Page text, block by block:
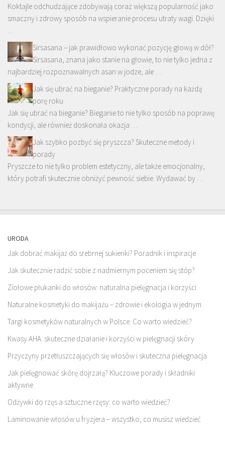
Koktajle odchudzające zdobywają coraz większą popularność jako
smaczny i zdrowy sposób na wspieranie procesu utraty wagi. Dzięki
…
Sirsasana – jak prawidłowo wykonać pozycję głową w dół?
Sirsasana, znana jako stanie na głowie, to nie tylko jedna z
najbardziej rozpoznawalnych asan w jodze, ale …
Jak się ubrać na bieganie? Praktyczne porady na każdą
porę roku
Jak się ubrać na bieganie? Bieganie to nie tylko sposób na poprawę
kondycji, ale również doskonała okazja …
Jak szybko pozbyć się pryszcza? Skuteczne metody i
porady
Pryszcze to nie tylko problem estetyczny, ale także emocjonalny,
który potrafi skutecznie obniżyć pewność siebie. Wydawać by …
URODA
Jak dobrać makijaż do srebrnej sukienki? Poradnik i inspiracje
Jak skutecznie radzić sobie z nadmiernym poceniem się stóp?
Ziołowe płukanki do włosów: naturalna pielęgnacja i korzyści
Naturalne kosmetyki do makijażu – zdrowie i ekologia w jednym
Targi kosmetyków naturalnych w Polsce: Co warto wiedzieć?
Kwasy AHA: skuteczne działanie i korzyści w pielęgnacji skóry
Przyczyny przetłuszczających się włosów i skuteczna pielęgnacja
Jak pielęgnować skórę dojrzałą? Kluczowe porady i składniki
aktywne
Odżywki do rzęs a sztuczne rzęsy: co warto wiedzieć?
Laminowanie włosów u fryzjera – wszystko, co musisz wiedzieć